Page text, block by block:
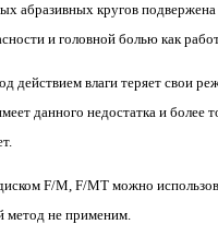
абразивных кругов
и головной болью как
действием влаги теряет свои
данного недостатка и более
F/M, F/MT можно
метод не применим.